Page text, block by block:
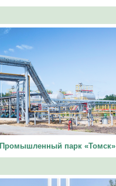
Промышленный парк «Томск»